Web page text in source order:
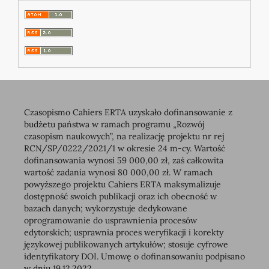
Czasopismo Cahiers ERTA uzyskało dofinansowanie z
budżetu państwa w ramach programu „Rozwój
czasopism naukowych”, na realizację projektu nr rej
RCN/SP/0222/2021/1 w okresie 24 m-cy. Wartość
dofinansowania wynosi 59 000,00 zł, zaś całkowita
wartość zadania wynosi 80 000,00 zł. W ramach
powyższego projektu Cahiers ERTA maksymalizuje
dostępność swoich publikacji oraz ich obecność w
bazach danych; wykorzystuje dedykowane
oprogramowanie do usprawnienia procesów
edytorskich; usprawnia proces weryfikacji i korekty
językowej publikowanych artykułów; stosuje cyfrowe
identyfikatory DOI. Umowę o dofinansowaniu podpisano